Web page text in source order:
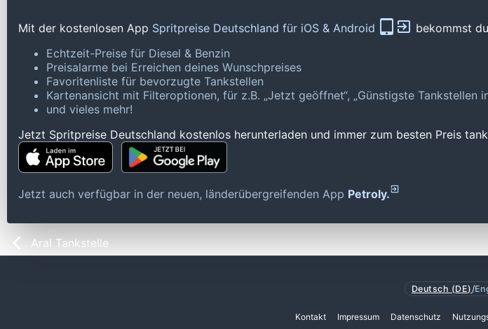
Mit der kostenlosen App Spritpreise Deutschland für iOS & Android
bekommst
Echtzeit-Preise für Diesel & Benzin
Preisalarme bei Erreichen deines Wunschpreises
Favoritenliste für bevorzugte Tankstellen
Kartenansicht mit Filteroptionen, für z.B. „Jetzt geöffnet“, „Günstigste Tankstellen
und vieles mehr!
Jetzt Spritpreise Deutschland kostenlos herunterladen und immer zum besten Preis
Jetzt auch verfügbar in der neuen, länderübergreifenden App Petroly.
Aral Tankstelle
Deutsch (DE) /
Kontakt Impressum Datenschutz